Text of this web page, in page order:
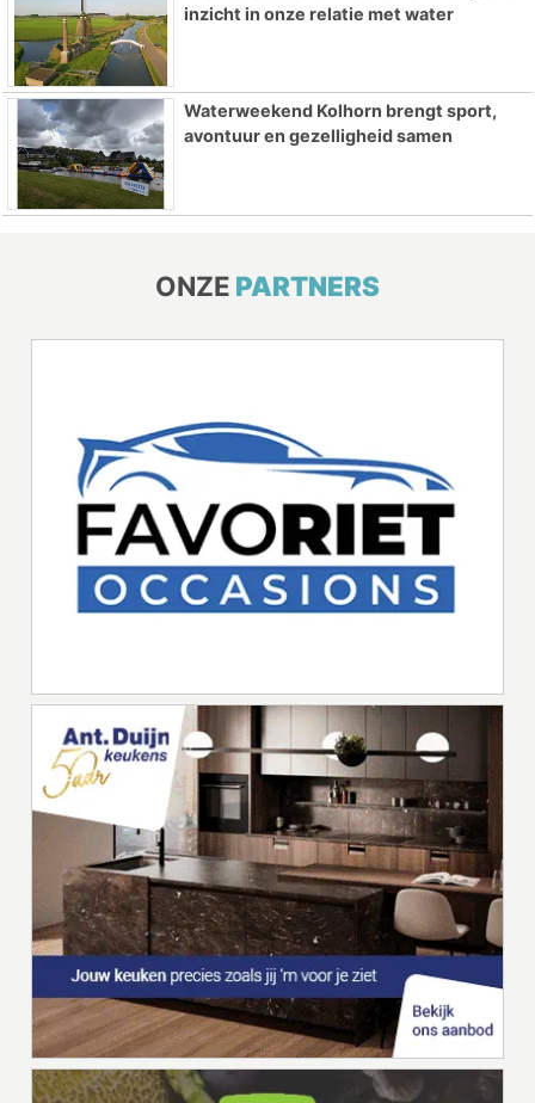
inzicht in onze relatie met water
Waterweekend Kolhorn brengt sport,
avontuur en gezelligheid samen
ONZE PARTNERS